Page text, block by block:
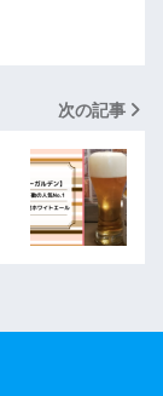
次の記事